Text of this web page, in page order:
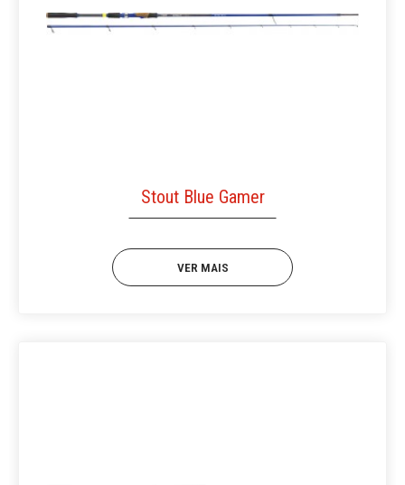
Stout Blue Gamer
VER MAIS